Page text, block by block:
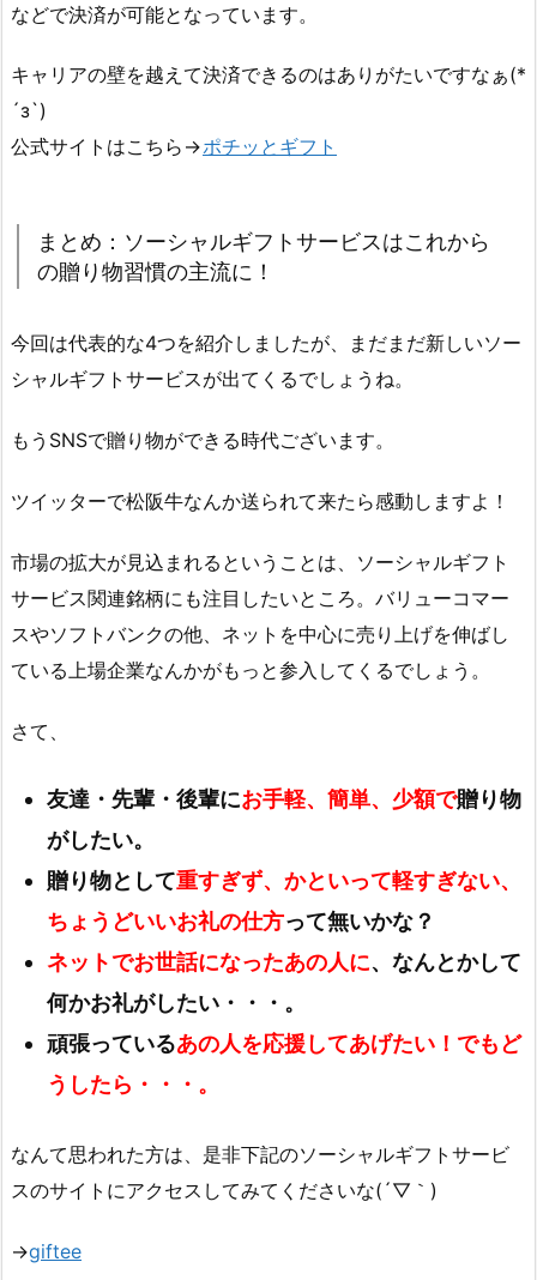
などで決済が可能となっています。
キャリアの壁を越えて決済できるのはありがたいですなぁ(*
´з`)
公式サイトはこちら→ポチッとギフト
まとめ：ソーシャルギフトサービスはこれから
の贈り物習慣の主流に！
今回は代表的な4つを紹介しましたが、まだまだ新しいソー
シャルギフトサービスが出てくるでしょうね。
もうSNSで贈り物ができる時代ございます。
ツイッターで松阪牛なんか送られて来たら感動しますよ！
市場の拡大が見込まれるということは、ソーシャルギフト
サービス関連銘柄にも注目したいところ。バリューコマー
スやソフトバンクの他、ネットを中心に売り上げを伸ばし
ている上場企業なんかがもっと参入してくるでしょう。
さて、
友達・先輩・後輩にお手軽、簡単、少額で贈り物
がしたい。
贈り物として重すぎず、かといって軽すぎない、
ちょうどいいお礼の仕方って無いかな？
ネットでお世話になったあの人に、なんとかして
何かお礼がしたい・・・。
頑張っているあの人を応援してあげたい！でもど
うしたら・・・。
なんて思われた方は、是非下記のソーシャルギフトサービ
スのサイトにアクセスしてみてくださいな(´▽｀)
→giftee